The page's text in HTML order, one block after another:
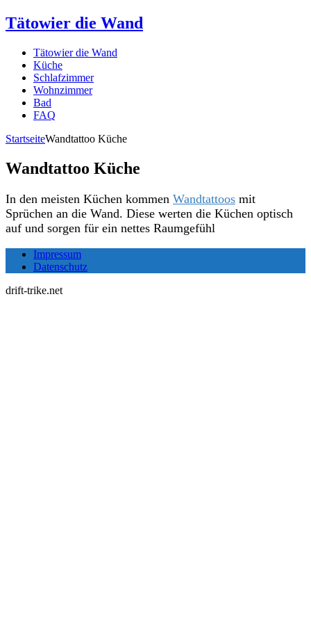
Tätowier die Wand
Tätowier die Wand
Küche
Schlafzimmer
Wohnzimmer
Bad
FAQ
StartseiteWandtattoo Küche
Wandtattoo Küche
In den meisten Küchen kommen Wandtattoos mit
Sprüchen an die Wand. Diese werten die Küchen optisch
auf und sorgen für ein nettes Raumgefühl
Impressum
Datenschutz
drift-trike.net